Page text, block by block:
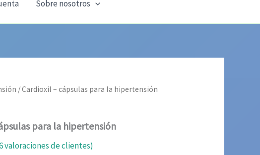
Sobre nosotros
/ Cardioxil – cápsulas para la hipertensión
para la hipertensión
valoraciones de clientes)